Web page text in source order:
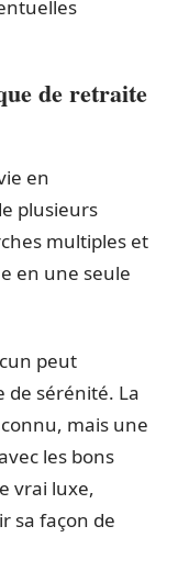
de retraite
en
plusieurs
multiples et
en une seule
peut
de sérénité. La
mais une
les bons
vrai luxe,
sa façon de